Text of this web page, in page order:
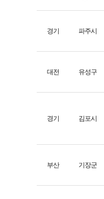
경기 파주시
대전 유성구
경기 김포시
부산 기장군